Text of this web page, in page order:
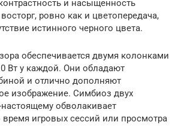
и насыщенность
ровно как и цветопередача,
истинного черного цвета.
обеспечивается двумя колонками
Вт у каждой. Они обладают
и отлично дополняют
изображение. Симбиоз двух
обволакивает
время игровых сессий или просмотра